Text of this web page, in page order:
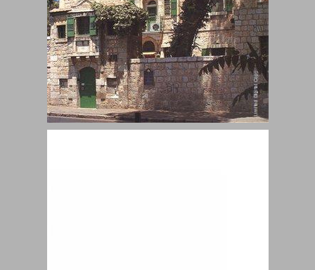
למען ירושלים ... 0